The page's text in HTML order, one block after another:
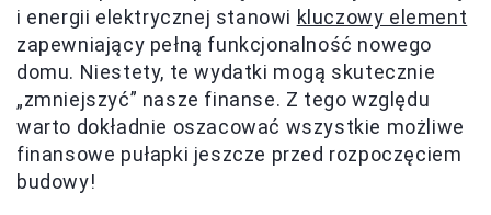
i energii elektrycznej stanowi kluczowy element
zapewniający pełną funkcjonalność nowego
domu. Niestety, te wydatki mogą skutecznie
„zmniejszyć” nasze finanse. Z tego względu
warto dokładnie oszacować wszystkie możliwe
finansowe pułapki jeszcze przed rozpoczęciem
budowy!